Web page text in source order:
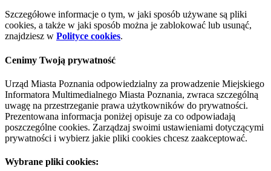
Szczegółowe informacje o tym, w jaki sposób używane są pliki
cookies, a także w jaki sposób można je zablokować lub usunąć,
znajdziesz w Polityce cookies.
Cenimy Twoją prywatność
Urząd Miasta Poznania odpowiedzialny za prowadzenie Miejskiego
Informatora Multimedialnego Miasta Poznania, zwraca szczególną
uwagę na przestrzeganie prawa użytkowników do prywatności.
Prezentowana informacja poniżej opisuje za co odpowiadają
poszczególne cookies. Zarządzaj swoimi ustawieniami dotyczącymi
prywatności i wybierz jakie pliki cookies chcesz zaakceptować.
Wybrane pliki cookies: